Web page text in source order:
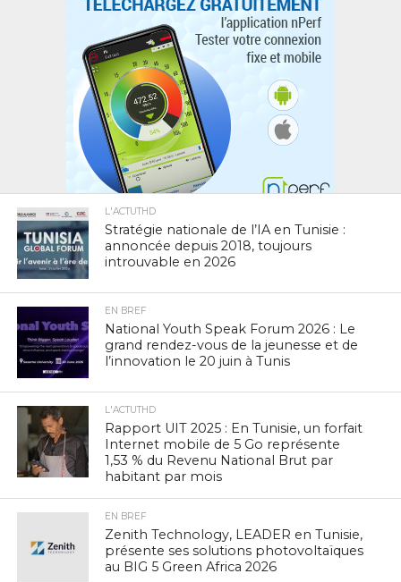
L'ACTUTHD
Stratégie nationale de l’IA en Tunisie :
annoncée depuis 2018, toujours
introuvable en 2026
EN BREF
National Youth Speak Forum 2026 : Le
grand rendez-vous de la jeunesse et de
l’innovation le 20 juin à Tunis
L'ACTUTHD
Rapport UIT 2025 : En Tunisie, un forfait
Internet mobile de 5 Go représente
1,53 % du Revenu National Brut par
habitant par mois
EN BREF
Zenith Technology, LEADER en Tunisie,
présente ses solutions photovoltaïques
au BIG 5 Green Africa 2026